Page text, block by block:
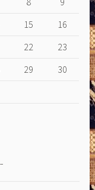
15
16
22
23
29
30